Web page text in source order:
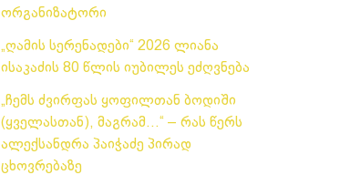
ორგანიზატორი
„ღამის სერენადები“ 2026 ლიანა
ისაკაძის 80 წლის იუბილეს ეძღვნება
„ჩემს ძვირფას ყოფილთან ბოდიში
(ყველასთან), მაგრამ…“ – რას წერს
ალექსანდრა პაიჭაძე პირად
ცხოვრებაზე